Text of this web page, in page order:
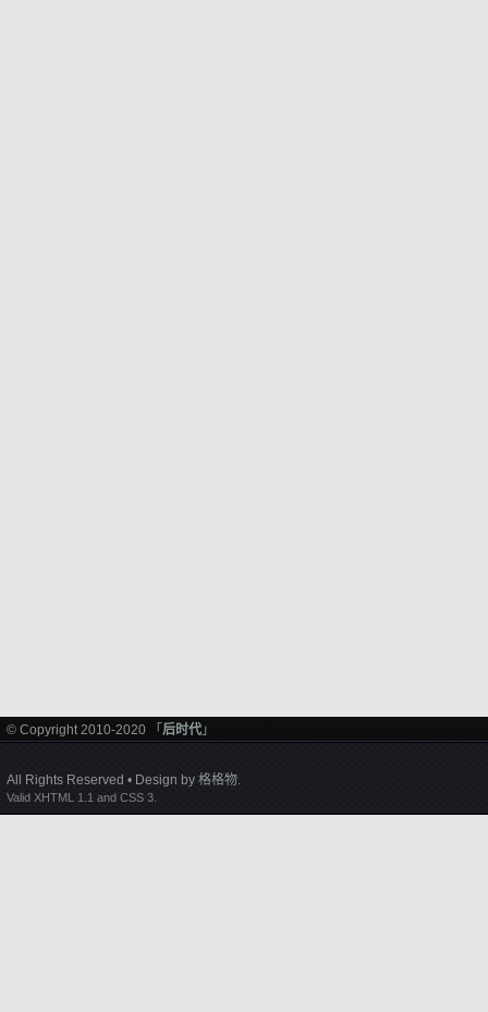
© Copyright 2010-2020 「 后时代 」
All Rights Reserved • Design by 格格物.
Valid XHTML 1.1 and CSS 3.